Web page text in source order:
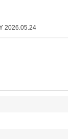
2026.05.24